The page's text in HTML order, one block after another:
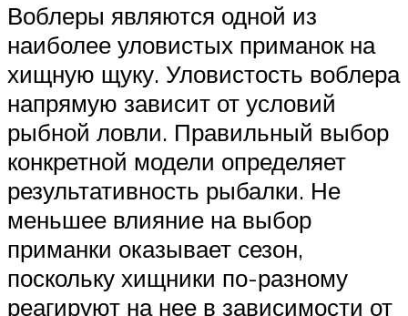
Воблеры являются одной из
наиболее уловистых приманок на
хищную щуку. Уловистость воблера
напрямую зависит от условий
рыбной ловли. Правильный выбор
конкретной модели определяет
результативность рыбалки. Не
меньшее влияние на выбор
приманки оказывает сезон,
поскольку хищники по-разному
реагируют на нее в зависимости от